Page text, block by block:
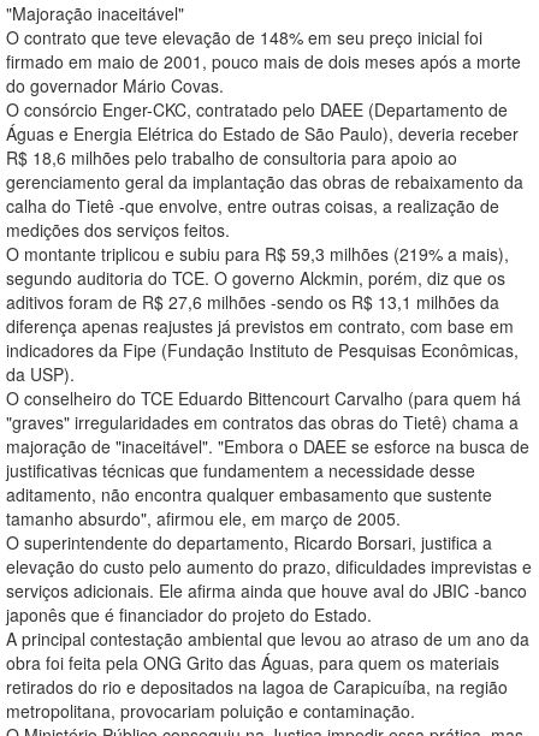
"Majoração inaceitável"
O contrato que teve elevação de 148% em seu preço inicial foi
firmado em maio de 2001, pouco mais de dois meses após a morte
do governador Mário Covas.
O consórcio Enger-CKC, contratado pelo DAEE (Departamento de
Águas e Energia Elétrica do Estado de São Paulo), deveria receber
R$ 18,6 milhões pelo trabalho de consultoria para apoio ao
gerenciamento geral da implantação das obras de rebaixamento da
calha do Tietê -que envolve, entre outras coisas, a realização de
medições dos serviços feitos.
O montante triplicou e subiu para R$ 59,3 milhões (219% a mais),
segundo auditoria do TCE. O governo Alckmin, porém, diz que os
aditivos foram de R$ 27,6 milhões -sendo os R$ 13,1 milhões da
diferença apenas reajustes já previstos em contrato, com base em
indicadores da Fipe (Fundação Instituto de Pesquisas Econômicas,
da USP).
O conselheiro do TCE Eduardo Bittencourt Carvalho (para quem há
"graves" irregularidades em contratos das obras do Tietê) chama a
majoração de "inaceitável". "Embora o DAEE se esforce na busca de
justificativas técnicas que fundamentem a necessidade desse
aditamento, não encontra qualquer embasamento que sustente
tamanho absurdo", afirmou ele, em março de 2005.
O superintendente do departamento, Ricardo Borsari, justifica a
elevação do custo pelo aumento do prazo, dificuldades imprevistas e
serviços adicionais. Ele afirma ainda que houve aval do JBIC -banco
japonês que é financiador do projeto do Estado.
A principal contestação ambiental que levou ao atraso de um ano da
obra foi feita pela ONG Grito das Águas, para quem os materiais
retirados do rio e depositados na lagoa de Carapicuíba, na região
metropolitana, provocariam poluição e contaminação.